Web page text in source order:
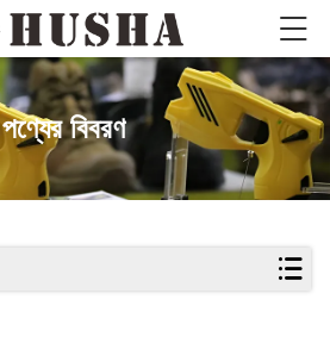
পণ্যের বিবরণ